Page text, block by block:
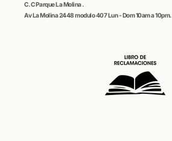
C. CParque La Molina.
Av La Molina 2448 modulo 407 Lun - Dom 10am a 10pm.